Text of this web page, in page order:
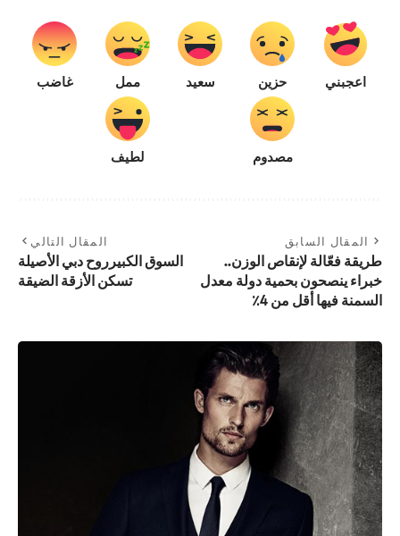
اعجبني حزين سعيد ممل غاضب
مصدوم لطيف
المقال السابق
طريقة فعّالة لإنقاص الوزن..
خبراء ينصحون بحمية دولة معدل
السمنة فيها أقل من 4٪
المقال التالي
السوق الكبيرروح دبي الأصيلة
تسكن الأزقة الضيقة